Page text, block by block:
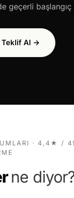
geçerli başlangıç
Teklif Al →
· 4,4★ /
ne